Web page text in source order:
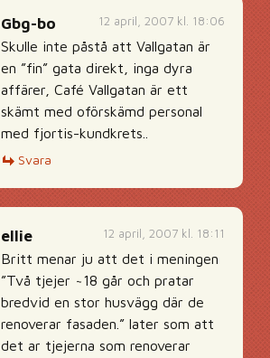
12 april, 2007 kl. 18:06
Gbg-bo
Skulle inte påstå att Vallgatan är
en ”fin” gata direkt, inga dyra
affärer, Café Vallgatan är ett
skämt med oförskämd personal
med fjortis-kundkrets..
Svara
12 april, 2007 kl. 18:11
ellie
Britt menar ju att det i meningen
”Två tjejer ~18 går och pratar
bredvid en stor husvägg där de
renoverar fasaden.” later som att
det ar tjejerna som renoverar